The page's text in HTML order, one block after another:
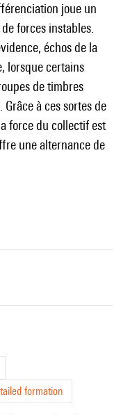
joue un
forces instables.
échos de la
lorsque certains
de timbres
à ces sortes de
force du collectif est
une alternance de
formation